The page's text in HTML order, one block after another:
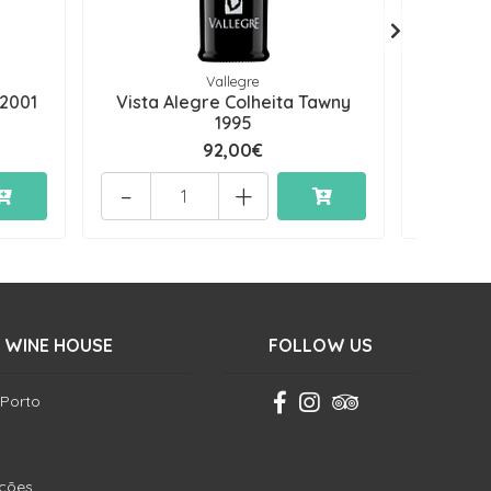
Vallegre
Vista Alegre Colheita Tawny
1995
92,00€
+
-
HOUSE FOLLOW US